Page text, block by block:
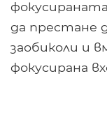
да престане
заобиколи и
фокусирана